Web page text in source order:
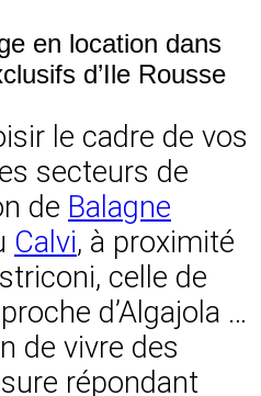
en location dans
d’Ile Rousse
le cadre de vos
secteurs de
de Balagne
Calvi, à proximité
celle de
d’Algajola …
de vivre des
répondant